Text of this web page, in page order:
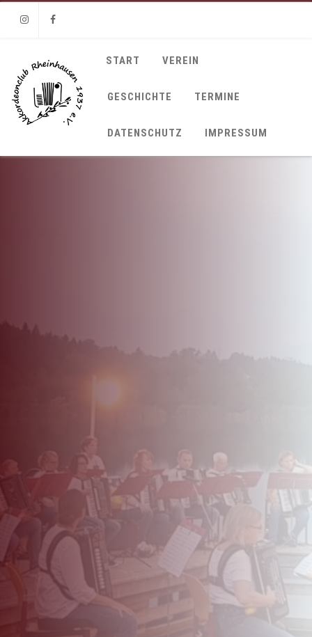
START VEREIN
GESCHICHTE TERMINE
DATENSCHUTZ IMPRESSUM